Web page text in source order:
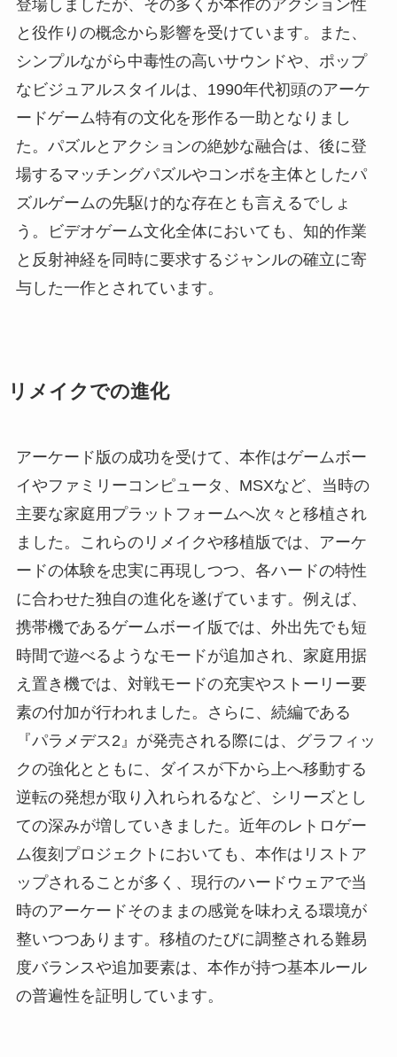
登場しましたが、その多くが本作のアクション性
と役作りの概念から影響を受けています。また、
シンプルながら中毒性の高いサウンドや、ポップ
なビジュアルスタイルは、1990年代初頭のアーケ
ードゲーム特有の文化を形作る一助となりまし
た。パズルとアクションの絶妙な融合は、後に登
場するマッチングパズルやコンボを主体としたパ
ズルゲームの先駆け的な存在とも言えるでしょ
う。ビデオゲーム文化全体においても、知的作業
と反射神経を同時に要求するジャンルの確立に寄
与した一作とされています。
リメイクでの進化
アーケード版の成功を受けて、本作はゲームボー
イやファミリーコンピュータ、MSXなど、当時の
主要な家庭用プラットフォームへ次々と移植され
ました。これらのリメイクや移植版では、アーケ
ードの体験を忠実に再現しつつ、各ハードの特性
に合わせた独自の進化を遂げています。例えば、
携帯機であるゲームボーイ版では、外出先でも短
時間で遊べるようなモードが追加され、家庭用据
え置き機では、対戦モードの充実やストーリー要
素の付加が行われました。さらに、続編である
『パラメデス2』が発売される際には、グラフィッ
クの強化とともに、ダイスが下から上へ移動する
逆転の発想が取り入れられるなど、シリーズとし
ての深みが増していきました。近年のレトロゲー
ム復刻プロジェクトにおいても、本作はリストア
ップされることが多く、現行のハードウェアで当
時のアーケードそのままの感覚を味わえる環境が
整いつつあります。移植のたびに調整される難易
度バランスや追加要素は、本作が持つ基本ルール
の普遍性を証明しています。